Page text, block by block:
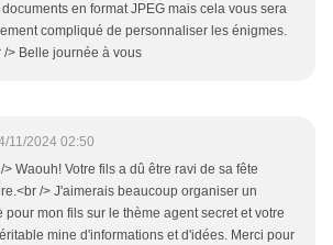
documents en format JPEG mais cela vous sera
compliqué de personnaliser les énigmes.
/> Belle journée à vous
11/2024 02:50
> Waouh! Votre fils a dû être ravi de sa fête
/> J'aimerais beaucoup organiser un
pour mon fils sur le thème agent secret et votre
mine d'informations et d'idées. Merci pour